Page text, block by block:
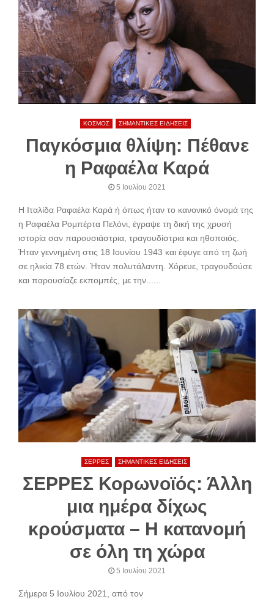
ΚΟΣΜΟΣ ΣΗΜΑΝΤΙΚΕΣ ΕΙΔΗΣΕΙΣ
Παγκόσμια θλίψη: Πέθανε
η Ραφαέλα Καρά
5 Ιουλίου 2021
Η Ιταλίδα Ραφαέλα Καρά ή όπως ήταν το κανονικό όνομά της
η Ραφαέλα Ρομπέρτα Πελόνι, έγραψε τη δική της χρυσή
ιστορία σαν παρουσιάστρια, τραγουδίστρια και ηθοποιός.
Ήταν γεννημένη στις 18 Ιουνίου 1943 και έφυγε από τη ζωή
σε ηλικία 78 ετών. Ήταν πολυτάλαντη. Χόρευε, τραγουδούσε
και παρουσίαζε εκπομπές, με την......
ΣΕΡΡΕΣ ΣΗΜΑΝΤΙΚΕΣ ΕΙΔΗΣΕΙΣ
ΣΕΡΡΕΣ Κορωνοϊός: Άλλη
μια ημέρα δίχως
κρούσματα – Η κατανομή
σε όλη τη χώρα
5 Ιουλίου 2021
Σήμερα 5 Ιουλίου 2021, από τον